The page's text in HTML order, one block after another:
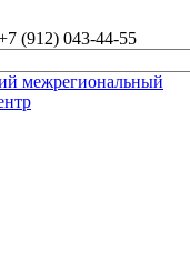
(912) 043-44-55
межрегиональный